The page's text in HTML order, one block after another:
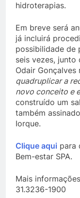
hidroterapias.
Em breve será
já incluirá
possibilidade de
seis vezes, junto
Odair Gonçalves
quadruplicar a
novo conceito e
construído um
também
Iorque.
Clique aqui para
Bem-estar SPA.
Mais
31.3236-1900